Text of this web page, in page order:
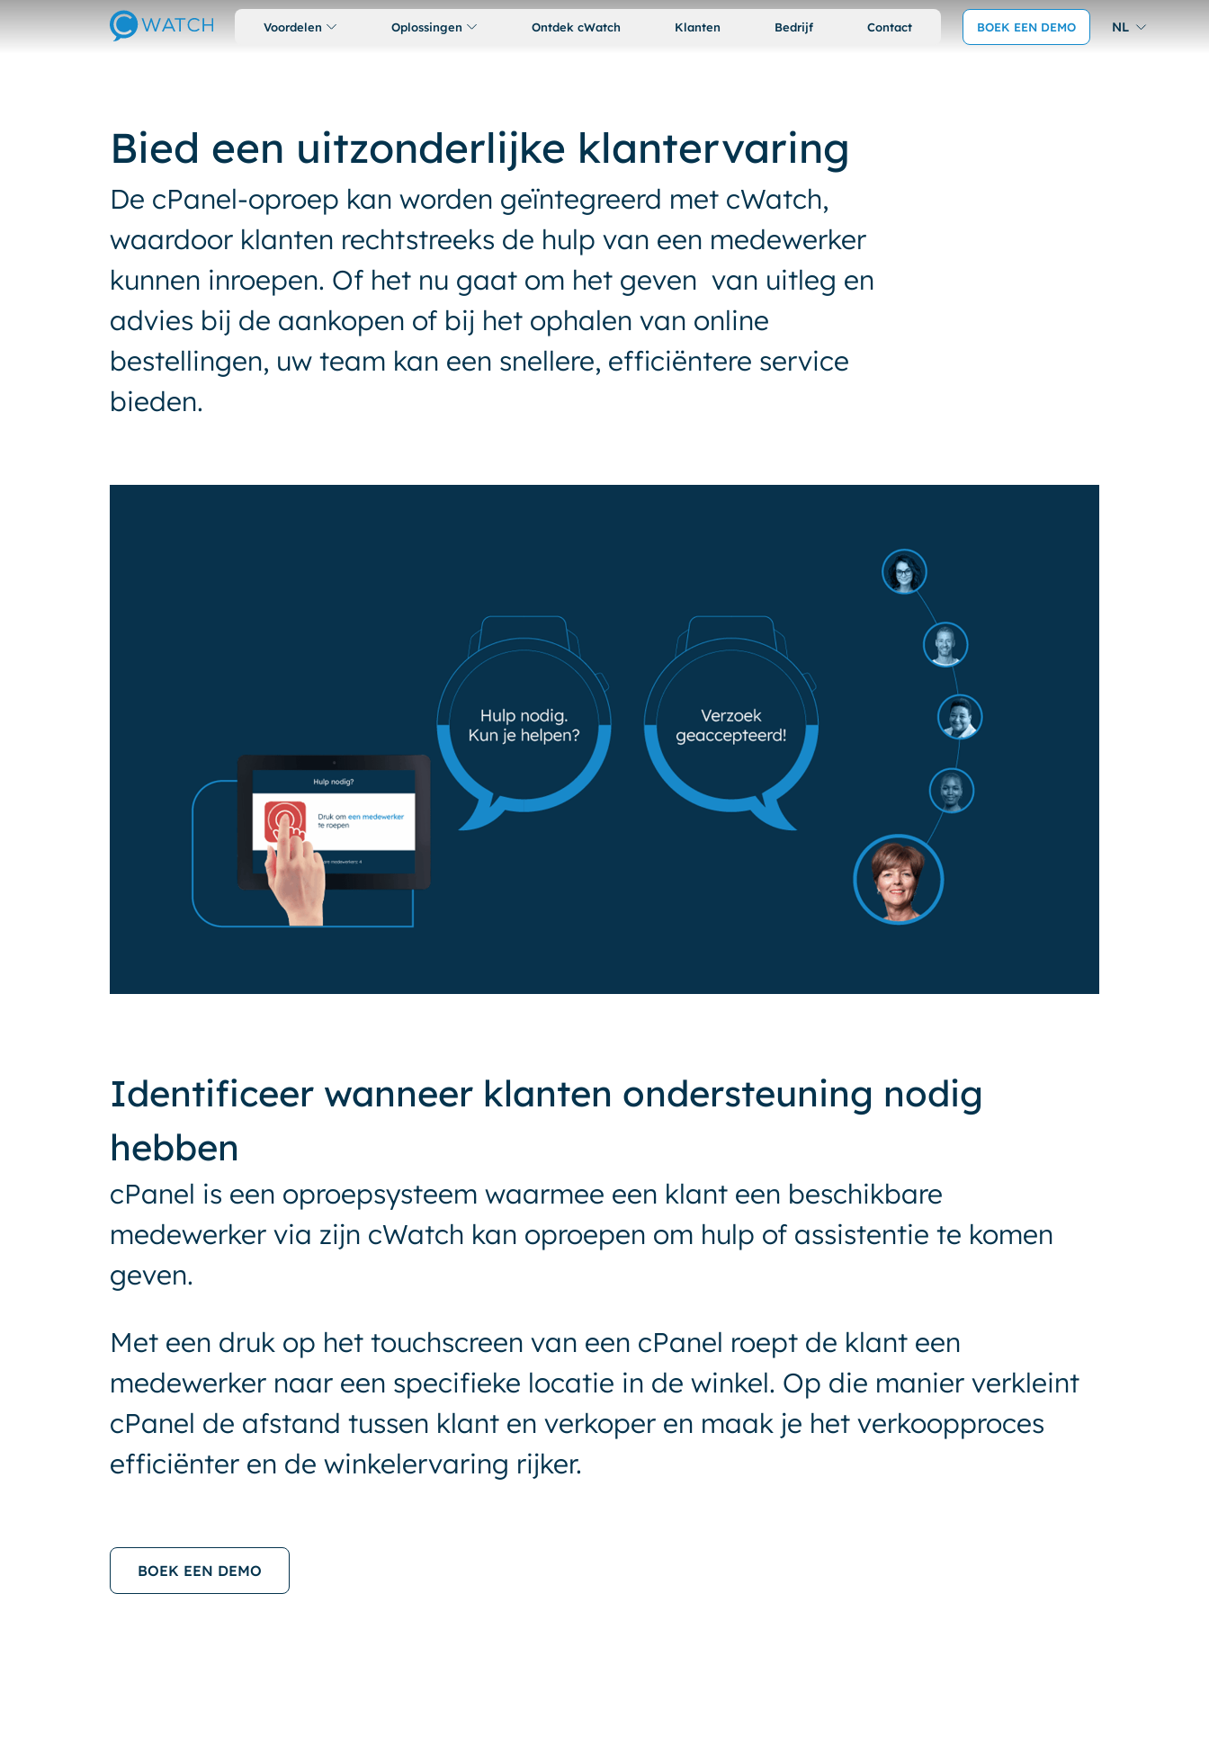
Voordelen Oplossingen Ontdek cWatch Klanten Bedrijf Contact BOEK EEN DEMO NL
Bied een uitzonderlijke klantervaring
De cPanel-oproep kan worden geïntegreerd met cWatch,
waardoor klanten rechtstreeks de hulp van een medewerker
kunnen inroepen. Of het nu gaat om het geven van uitleg en
advies bij de aankopen of bij het ophalen van online
bestellingen, uw team kan een snellere, efficiëntere service
bieden.
Identificeer wanneer klanten ondersteuning nodig
hebben
cPanel is een oproepsysteem waarmee een klant een beschikbare
medewerker via zijn cWatch kan oproepen om hulp of assistentie te komen
geven.
Met een druk op het touchscreen van een cPanel roept de klant een
medewerker naar een specifieke locatie in de winkel. Op die manier verkleint
cPanel de afstand tussen klant en verkoper en maak je het verkoopproces
efficiënter en de winkelervaring rijker.
BOEK EEN DEMO